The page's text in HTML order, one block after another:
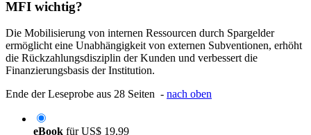
MFI wichtig?
Die Mobilisierung von internen Ressourcen durch Spargelder
ermöglicht eine Unabhängigkeit von externen Subventionen, erhöht
die Rückzahlungsdisziplin der Kunden und verbessert die
Finanzierungsbasis der Institution.
Ende der Leseprobe aus 28 Seiten - nach oben
eBook fürUS$ 19,99